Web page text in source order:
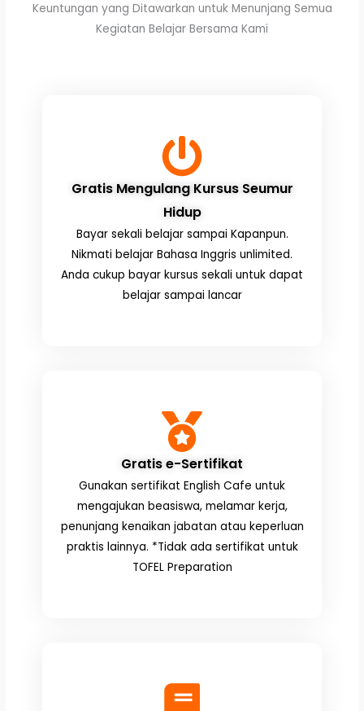
Keuntungan yang Ditawarkan untuk Menunjang Semua
Kegiatan Belajar Bersama Kami
Gratis Mengulang Kursus Seumur
Hidup
Bayar sekali belajar sampai Kapanpun.
Nikmati belajar Bahasa Inggris unlimited.
Anda cukup bayar kursus sekali untuk dapat
belajar sampai lancar
Gratis e-Sertifikat
Gunakan sertifikat English Cafe untuk
mengajukan beasiswa, melamar kerja,
penunjang kenaikan jabatan atau keperluan
praktis lainnya. *Tidak ada sertifikat untuk
TOFEL Preparation